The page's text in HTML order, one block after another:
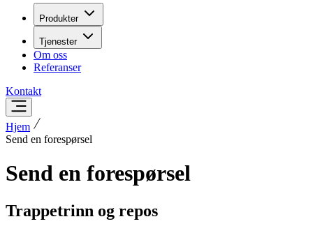
Produkter
Tjenester
Om oss
Referanser
Kontakt
Hjem
Send en forespørsel
Send en forespørsel
Trappetrinn og repos